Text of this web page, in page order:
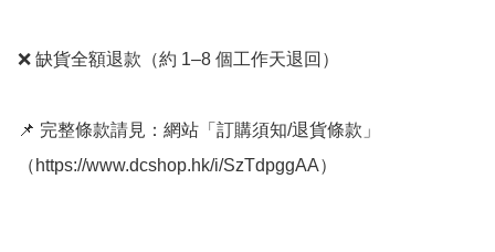
❌ 缺貨全額退款（約 1–8 個工作天退回）
📌 完整條款請見：網站「訂購須知/退貨條款」
（https://www.dcshop.hk/i/SzTdpggAA）